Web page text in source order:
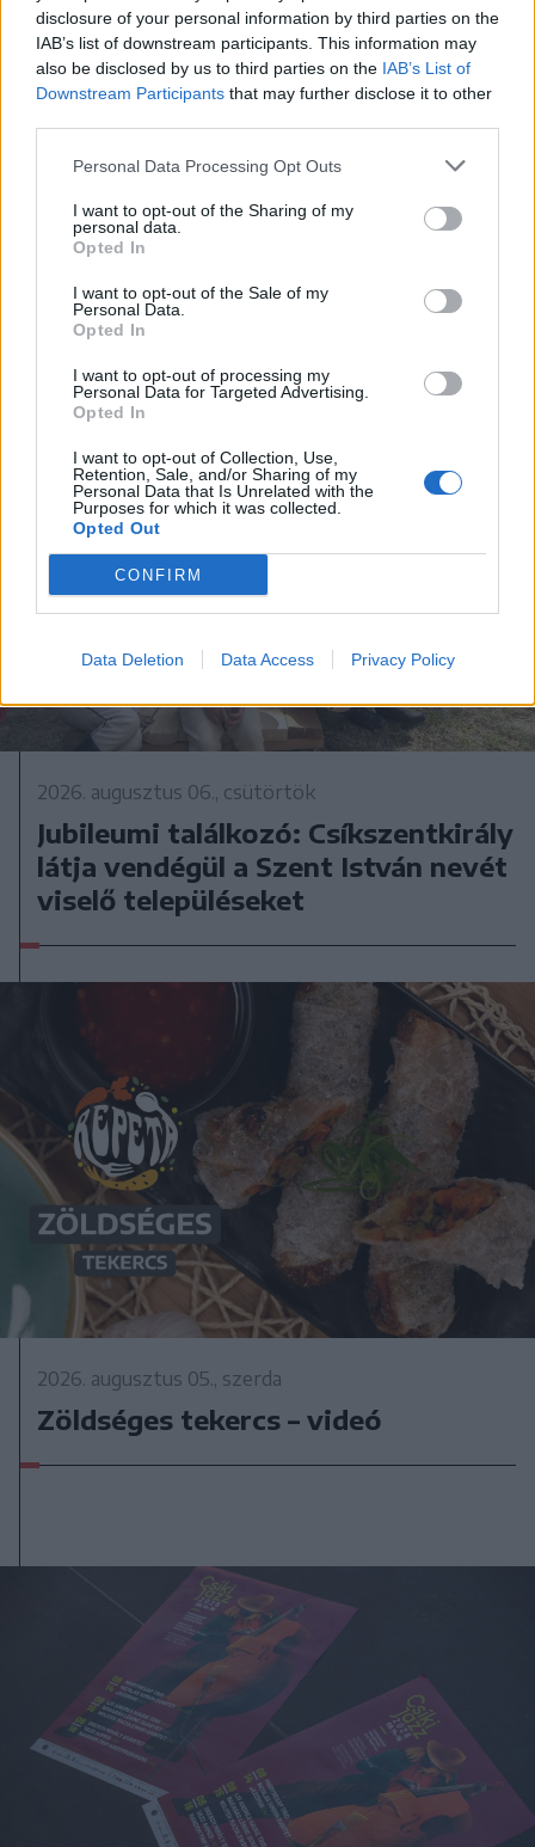
disclosure of your personal information by third parties on the
IAB’s list of downstream participants. This information may
also be disclosed by us to third parties on the IAB’s List of
Downstream Participants that may further disclose it to other
Personal Data Processing Opt Outs
I want to opt-out of the Sharing of my
personal data.
Opted In
I want to opt-out of the Sale of my
Personal Data.
Opted In
I want to opt-out of processing my
Personal Data for Targeted Advertising.
Opted In
I want to opt-out of Collection, Use,
Retention, Sale, and/or Sharing of my
Personal Data that Is Unrelated with the
Purposes for which it was collected.
Opted Out
CONFIRM
Data Deletion Data Access Privacy Policy
2026. augusztus 06., csütörtök
A látás tanítója − Gaál András
műveiből nyílt emlékkiállítás a Csíki
Székely Múzeumban
2026. augusztus 06., csütörtök
Jubileumi találkozó: Csíkszentkirály
látja vendégül a Szent István nevét
viselő településeket
2026. augusztus 05., szerda
Zöldséges tekercs – videó